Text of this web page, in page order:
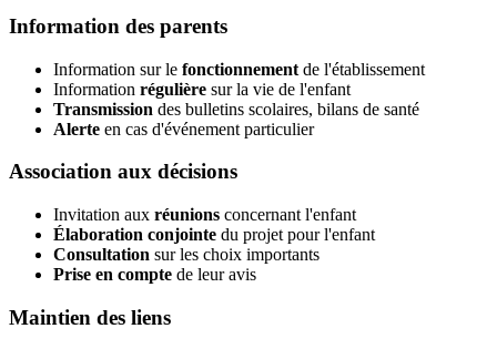
Information des parents
Information sur le fonctionnement de l'établissement
Information régulière sur la vie de l'enfant
Transmission des bulletins scolaires, bilans de santé
Alerte en cas d'événement particulier
Association aux décisions
Invitation aux réunions concernant l'enfant
Élaboration conjointe du projet pour l'enfant
Consultation sur les choix importants
Prise en compte de leur avis
Maintien des liens